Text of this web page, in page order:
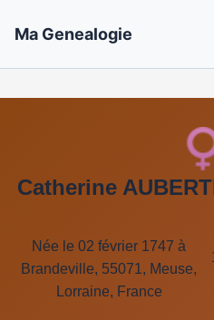
Ma Genealogie
Catherine
Née le 02 février 1747 à
Brandeville, 55071, Meuse,
Lorraine, France